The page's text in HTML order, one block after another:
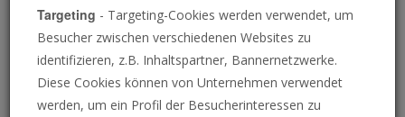
P
Targeting - Targeting-Cookies werden verwendet, um
Besucher zwischen verschiedenen Websites zu
identifizieren, z.B. Inhaltspartner, Bannernetzwerke.
Diese Cookies können von Unternehmen verwendet
werden, um ein Profil der Besucherinteressen zu